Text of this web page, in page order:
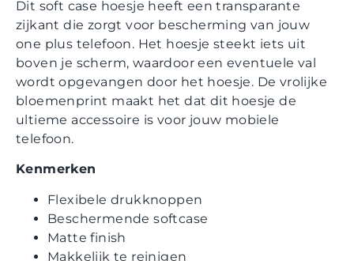
Dit soft case hoesje heeft een transparante
zijkant die zorgt voor bescherming van jouw
one plus telefoon. Het hoesje steekt iets uit
boven je scherm, waardoor een eventuele val
wordt opgevangen door het hoesje. De vrolijke
bloemenprint maakt het dat dit hoesje de
ultieme accessoire is voor jouw mobiele
telefoon.
Kenmerken
Flexibele drukknoppen
Beschermende softcase
Matte finish
Makkelijk te reinigen